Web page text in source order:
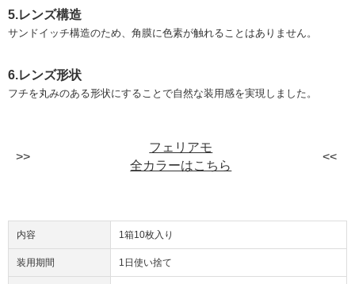
5.レンズ構造
サンドイッチ構造のため、角膜に色素が触れることはありません。
6.レンズ形状
フチを丸みのある形状にすることで自然な装用感を実現しました。
フェリアモ
全カラーはこちら
内容 1箱10枚入り
装用期間 1日使い捨て